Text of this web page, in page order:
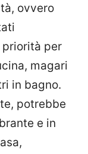
ovvero
per
magari
in bagno.
potrebbe
e in